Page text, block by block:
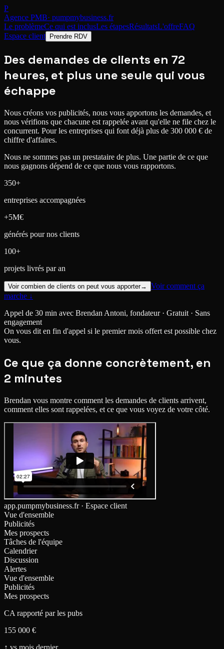
P
Agence PMB· pumpmybusiness.fr
Le problèmeCe qui est inclusLes étapesRésultatsL'offreFAQ
Espace client
Prendre RDV
Des demandes de clients en 72
heures, et plus une seule qui vous
échappe
Nous créons vos publicités, nous vous apportons les demandes, et
nous vérifions que chacune est rappelée avant qu'elle ne file chez le
concurrent. Pour les entreprises qui font déjà plus de 300 000 € de
chiffre d'affaires.
Nous ne sommes pas un prestataire de plus. Une partie de ce que
nous gagnons dépend de ce que nous vous rapportons.
350+
entreprises accompagnées
+5M€
générés pour nos clients
100+
projets livrés par an
Voir combien de clients on peut vous apporter→
Voir comment ça
marche ↓
Appel de 30 min avec Brendan Antoni, fondateur · Gratuit · Sans
engagement
On vous dit en fin d'appel si le premier mois offert est possible chez
vous.
Ce que ça donne concrètement, en
2 minutes
Brendan vous montre comment les demandes de clients arrivent,
comment elles sont rappelées, et ce que vous voyez de votre côté.
app.pumpmybusiness.fr · Espace client
Vue d'ensemble
Publicités
Mes prospects
Tâches de l'équipe
Calendrier
Discussion
Alertes
Vue d'ensemble
Publicités
Mes prospects
CA rapporté par les pubs
155 000 €
↑ vs mois dernier